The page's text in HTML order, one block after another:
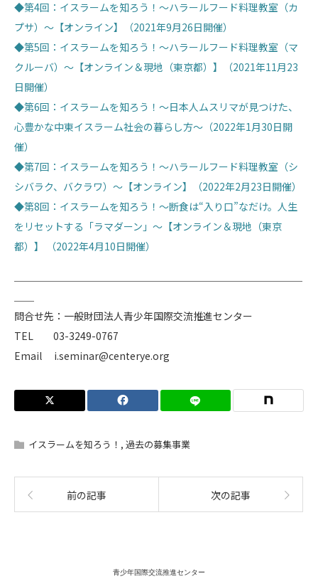
◆第4回：イスラームを知ろう！～ハラールフード料理教室（カ
プサ）～【オンライン】（2021年9月26日開催）
◆第5回：イスラームを知ろう！～ハラールフード料理教室（マ
クルーバ）～【オンライン＆現地（東京都）】（2021年11月23
日開催）
◆第6回：イスラームを知ろう！～日本人ムスリマが見つけた、
心豊かな中東イスラーム社会の暮らし方～（2022年1月30日開
催）
◆第7回：イスラームを知ろう！～ハラールフード料理教室（シ
シバラク、バクラワ）～【オンライン】（2022年2月23日開催）
◆第8回：イスラームを知ろう！～断食は“入り口”なだけ。人生
をリセットする「ラマダーン」～【オンライン＆現地（東京
都）】 （2022年4月10日開催）
問合せ先：一般財団法人青少年国際交流推進センター
TEL 03-3249-0767
Email i.seminar@centerye.org
イスラームを知ろう！ , 過去の募集事業
前の記事 次の記事
青少年国際交流推進センター